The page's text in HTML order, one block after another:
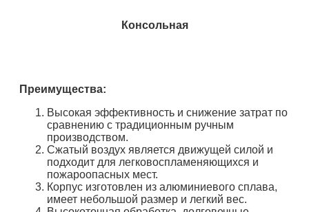
Консольная
Преимущества:
Высокая эффективность и снижение затрат по
сравнению с традиционным ручным
производством.
Сжатый воздух является движущей силой и
подходит для легковоспламеняющихся и
пожароопасных мест.
Корпус изготовлен из алюминиевого сплава,
имеет небольшой размер и легкий вес.